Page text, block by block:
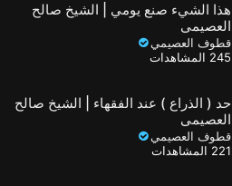
هذا الشيء صنع يومي | الشيخ صالح
العصيمي
قطوف العصيمي
245 المشاهدات
حد ( الذراع ) عند الفقهاء | الشيخ صالح
العصيمي
قطوف العصيمي
221 المشاهدات